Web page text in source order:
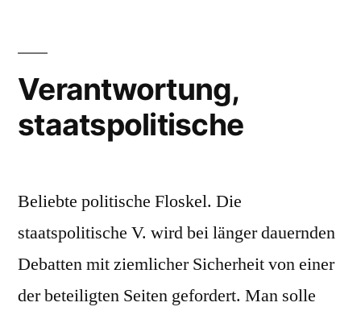
Verantwortung,
staatspolitische
Beliebte politische Floskel. Die
staatspolitische V. wird bei länger dauernden
Debatten mit ziemlicher Sicherheit von einer
der beteiligten Seiten gefordert. Man solle